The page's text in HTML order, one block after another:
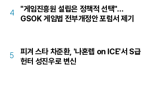
4
"게임진흥원 설립은 정책적 선택"…
GSOK 게임법 전부개정안 포럼서 제기
5
피겨 스타 차준환, '나혼렙 on ICE'서 S급
헌터 성진우로 변신